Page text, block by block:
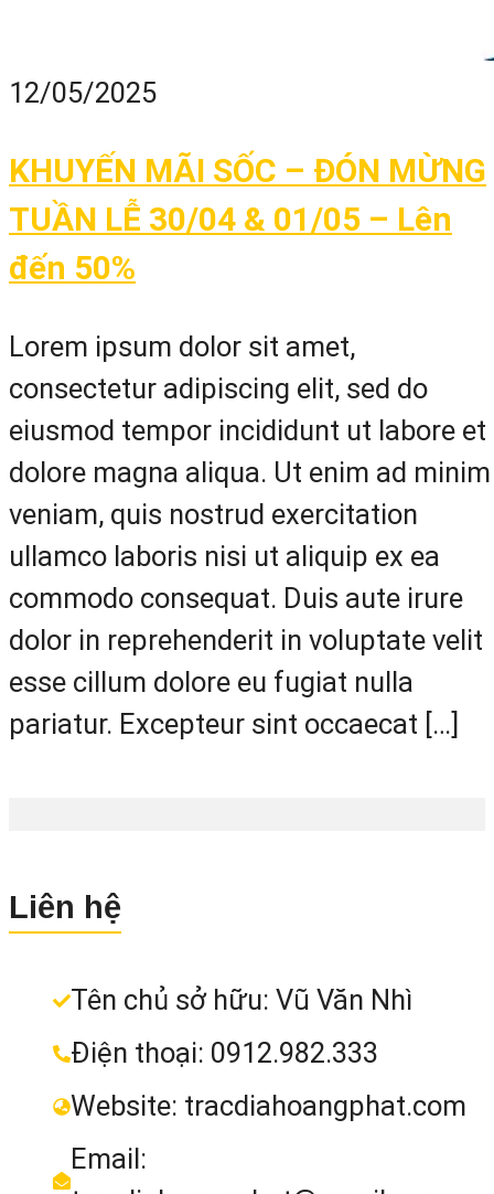
12/05/2025
KHUYẾN MÃI SỐC – ĐÓN MỪNG
TUẦN LỄ 30/04 & 01/05 – Lên
đến 50%
Lorem ipsum dolor sit amet,
consectetur adipiscing elit, sed do
eiusmod tempor incididunt ut labore et
dolore magna aliqua. Ut enim ad minim
veniam, quis nostrud exercitation
ullamco laboris nisi ut aliquip ex ea
commodo consequat. Duis aute irure
dolor in reprehenderit in voluptate velit
esse cillum dolore eu fugiat nulla
pariatur. Excepteur sint occaecat […]
Liên hệ
Tên chủ sở hữu: Vũ Văn Nhì
Điện thoại: 0912.982.333
Website: tracdiahoangphat.com
Email: